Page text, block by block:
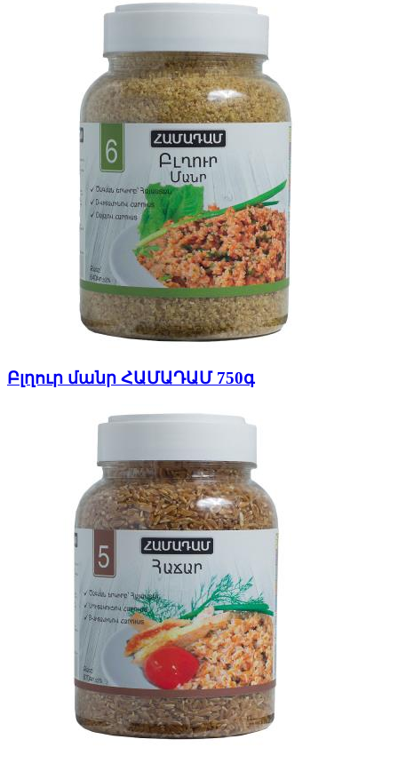
Բլղուր մանր ՀԱՄԱԴԱՄ 750գ